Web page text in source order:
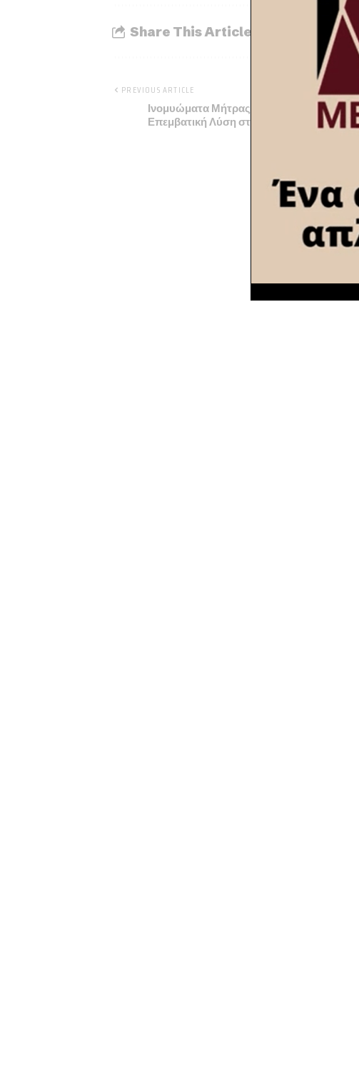
Share This Article
PREVIOUS ARTICLE
Ινομυώματα Μήτρας: Η Ελάχιστα
Επεμβατική Λύση στη Θεραπεία τους